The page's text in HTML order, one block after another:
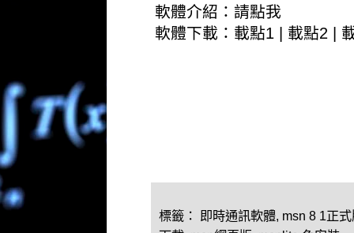
軟體介紹： 請點我
軟體下載： 載點1 載點2
標籤： 即時通訊軟體, msn 8 1正